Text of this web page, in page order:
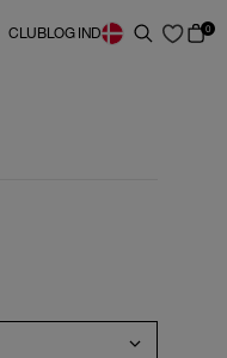
CLUBLOG IND 0